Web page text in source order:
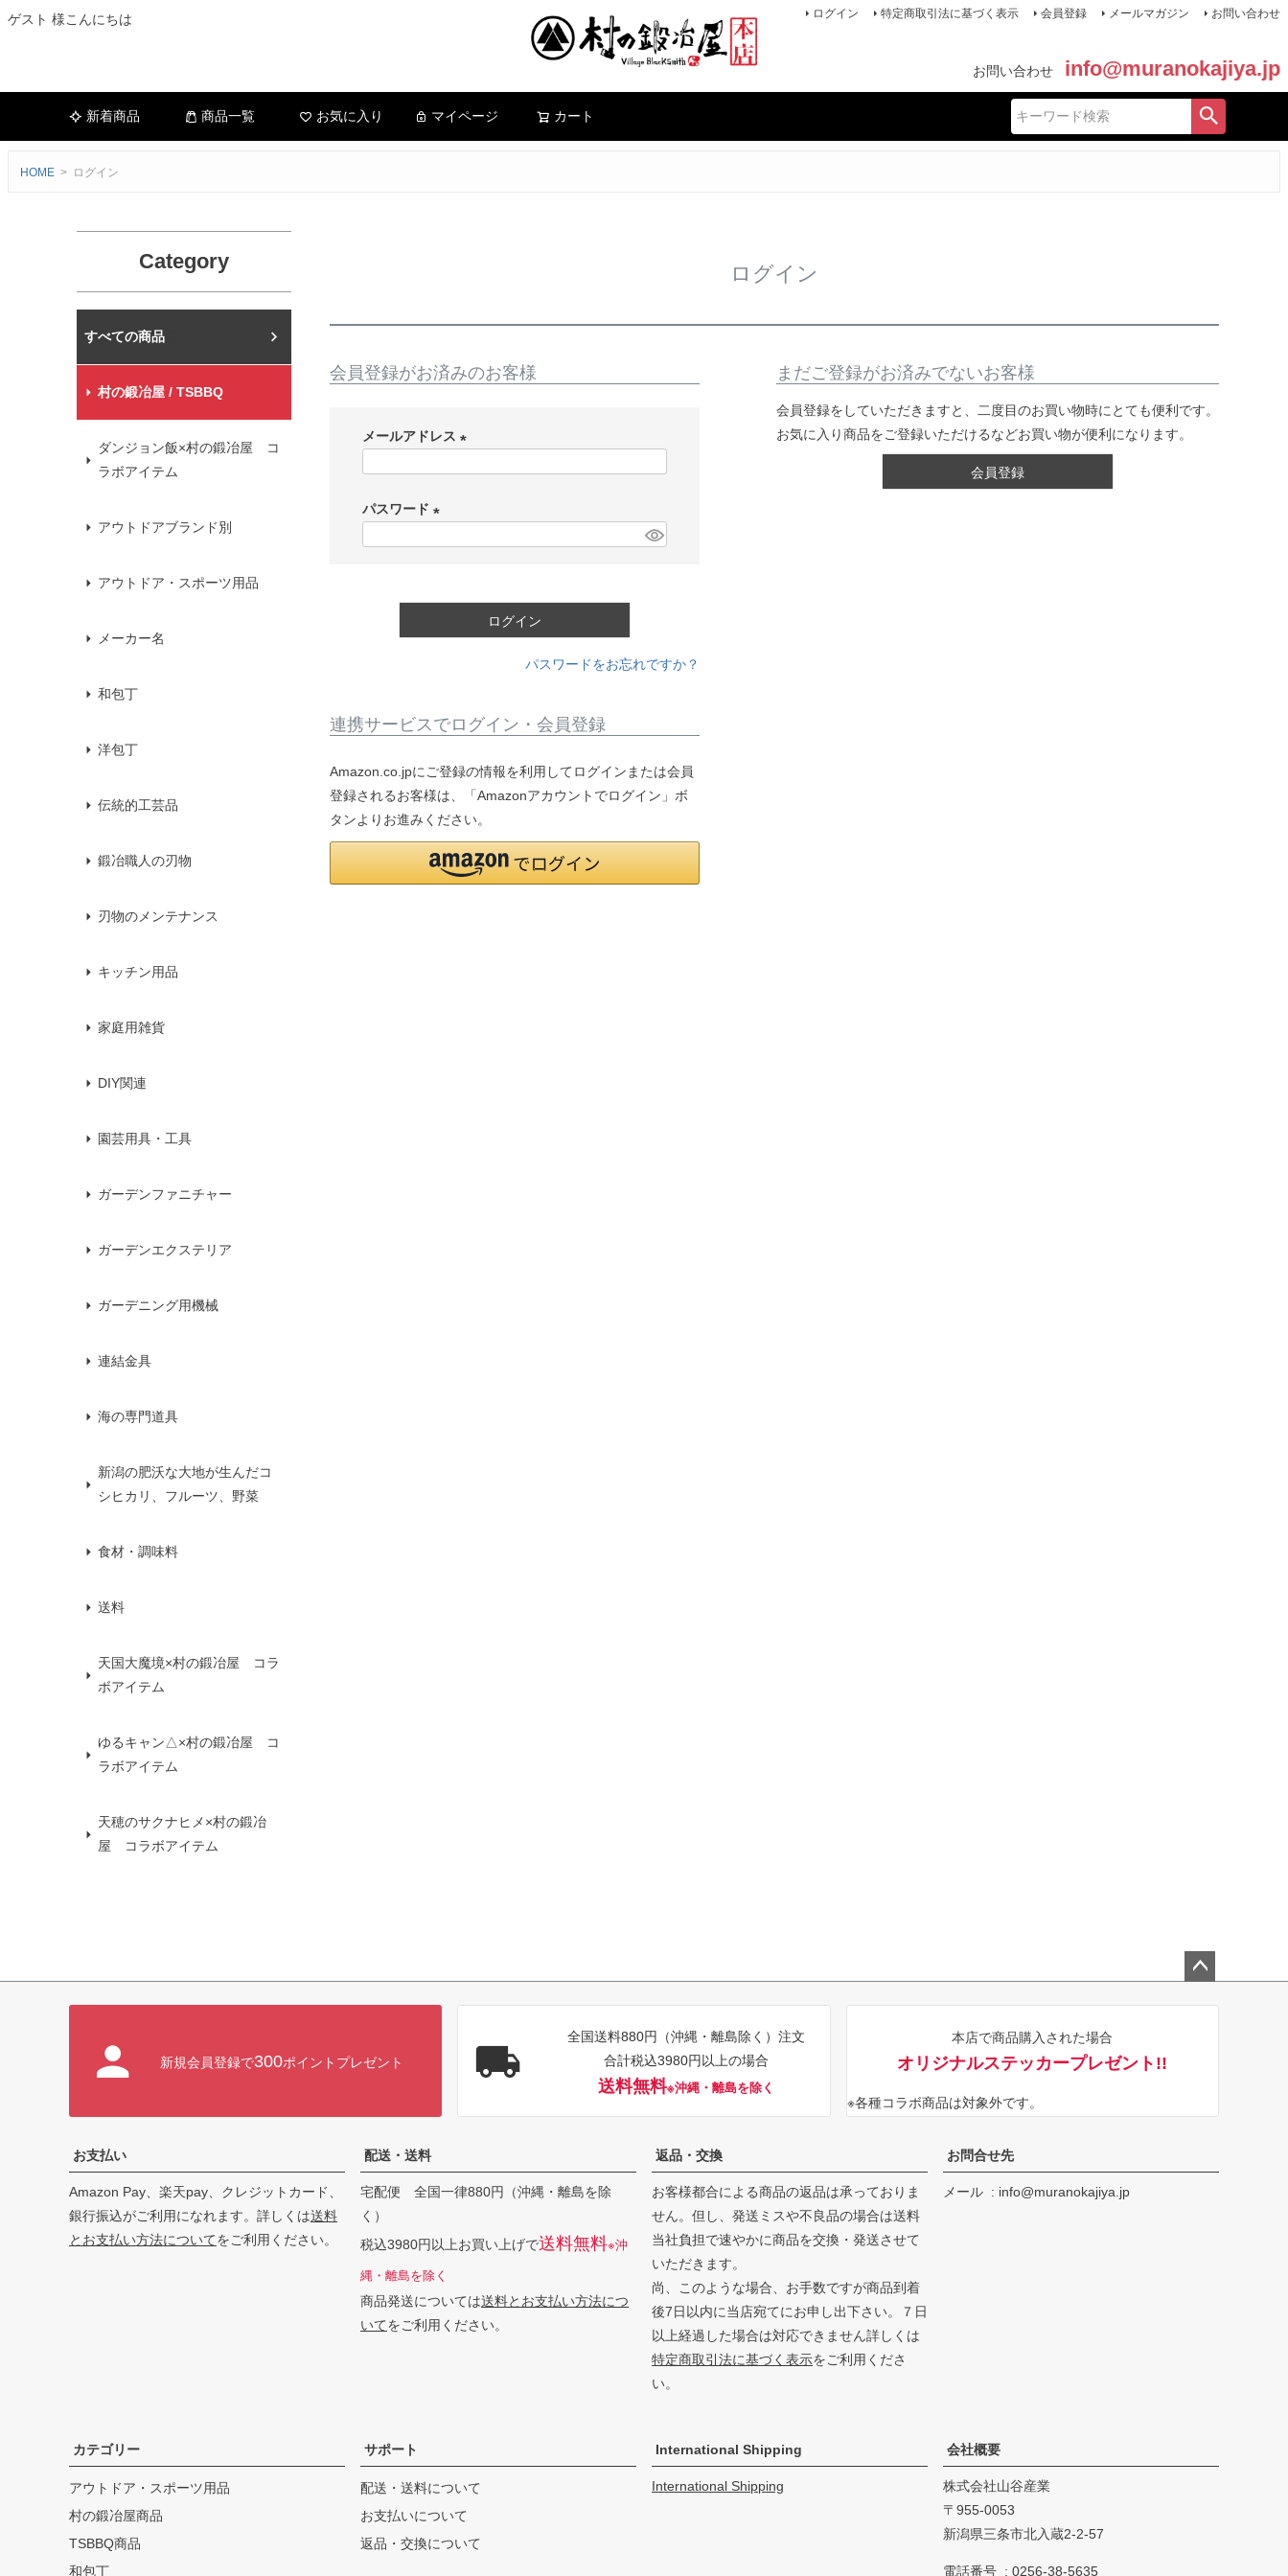
ゲスト 様こんにちは ログイン 特定商取引法に基づく表示 会員登録 メールマガジン お問い合わせ
お問い合わせ info@muranokajiya.jp
新着商品 商品一覧 お気に入り マイページ カート
HOME ログイン
Category
村の鍛冶屋本店
村の鍛冶屋 / TSBBQ
ダンジョン飯×村の鍛冶屋 コ
ラボアイテム
アウトドアブランド別
アウトドア・スポーツ用品
メーカー名
和包丁
洋包丁
伝統的工芸品
鍛冶職人の刃物
刃物のメンテナンス
キッチン用品
家庭用雑貨
DIY関連
園芸用具・工具
ガーデンファニチャー
ガーデンエクステリア
ガーデニング用機械
連結金具
海の専門道具
新潟の肥沃な大地が生んだコ
シヒカリ、フルーツ、野菜
食材・調味料
送料
天国大魔境×村の鍛冶屋 コラ
ボアイテム
ゆるキャン△×村の鍛冶屋 コ
ラボアイテム
天穂のサクナヒメ×村の鍛冶
屋 コラボアイテム
ログイン
会員登録がお済みのお客様
メールアドレス
パスワード
ログイン
パスワードをお忘れですか？
連携サービスでログイン・会員登録
Amazon.co.jpにご登録の情報を利用してログインまたは会員
登録されるお客様は、「Amazonアカウントでログイン」ボ
タンよりお進みください。
まだご登録がお済みでないお客様
会員登録をしていただきますと、二度目のお買い物時にとても便利です。
お気に入り商品をご登録いただけるなどお買い物が便利になります。
会員登録
新規会員登録で300ポイントプレゼント
全国送料880円（沖縄・離島除く）注文
合計税込3980円以上の場合
送料無料※沖縄・離島を除く
本店で商品購入された場合
オリジナルステッカープレゼント!!
※各種コラボ商品は対象外です。
お支払い
Amazon Pay、楽天pay、クレジットカード、
銀行振込がご利用になれます。詳しくは送料
とお支払い方法についてをご利用ください。
配送・送料
宅配便 全国一律880円（沖縄・離島を除
く）
税込3980円以上お買い上げで送料無料※沖
縄・離島を除く
商品発送については送料とお支払い方法につ
いてをご利用ください。
返品・交換
お客様都合による商品の返品は承っておりま
せん。但し、発送ミスや不良品の場合は送料
当社負担で速やかに商品を交換・発送させて
いただきます。
尚、このような場合、お手数ですが商品到着
後7日以内に当店宛てにお申し出下さい。７日
以上経過した場合は対応できません詳しくは
特定商取引法に基づく表示をご利用くださ
い。
お問合せ先
メール info@muranokajiya.jp
カテゴリー
アウトドア・スポーツ用品
村の鍛冶屋商品
TSBBQ商品
和包丁
サポート
配送・送料について
お支払いについて
返品・交換について
International Shipping
International Shipping
会社概要
株式会社山谷産業
955-0053
新潟県三条市北入蔵2-2-57
電話番号 0256-38-5635